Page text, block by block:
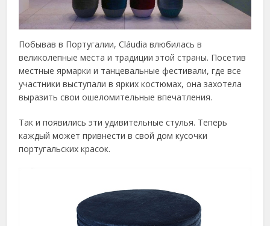
Побывав в Португалии, Cláudia влюбилась в
великолепные места и традиции этой страны. Посетив
местные ярмарки и танцевальные фестивали, где все
участники выступали в ярких костюмах, она захотела
выразить свои ошеломительные впечатления.
Так и появились эти удивительные стулья. Теперь
каждый может привнести в свой дом кусочки
португальских красок.